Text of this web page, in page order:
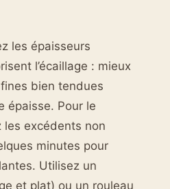
les épaisseurs
l’écaillage : mieux
bien tendues
épaisse. Pour le
les excédents non
minutes pour
Utilisez un
et plat) ou un rouleau